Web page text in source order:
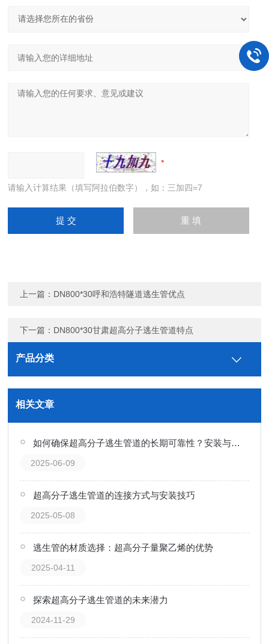
请输入计算结果（填写阿拉伯数字），如：三加四=7
上一篇： DN800*30呼和浩特隧道逃生管优点
下一篇： DN800*30甘肃超高分子逃生管道特点
产品分类
相关文章
如何确保超高分子逃生管道的长期可靠性？安装与维护关键点
2025-06-09
超高分子逃生管道的连接方式与安装技巧
2025-05-08
逃生管的材质选择：超高分子量聚乙烯的优势
2025-04-11
探索超高分子逃生管道的未来潜力
2024-11-29